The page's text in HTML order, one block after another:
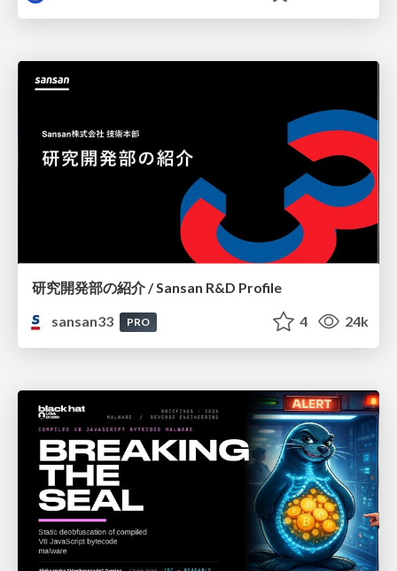
研究開発部の紹介 / Sansan R&D Profile
sansan33
PRO 4 24k